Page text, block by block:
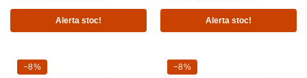
Alerta stoc! Alerta stoc!
-8%
−8% -8%
−8%